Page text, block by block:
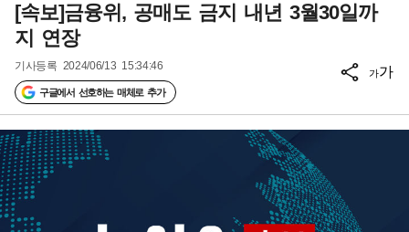
[속보]금융위, 공매도 금지 내년 3월30일까
지 연장
기사등록 2024/06/13 15:34:46
구글에서 선호하는 매체로 추가
가가